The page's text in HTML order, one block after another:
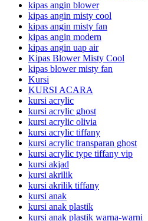
kipas angin blower
kipas angin misty cool
kipas angin misty fan
kipas angin modern
kipas angin uap air
Kipas Blower Misty Cool
kipas blower misty fan
Kursi
KURSI ACARA
kursi acrylic
kursi acrylic ghost
kursi acrylic olivia
kursi acrylic tiffany
kursi acrylic transparan ghost
kursi acrylic type tiffany vip
kursi akjad
kursi akrilik
kursi akrilik tiffany
kursi anak
kursi anak plastik
kursi anak plastik warna-warni